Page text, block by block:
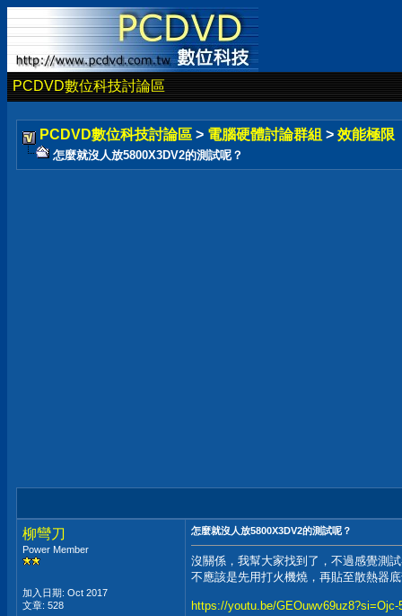
PCDVD數位科技討論區
PCDVD數位科技討論區 > 電腦硬體討論群組 > 效能極限
怎麼就沒人放5800X3DV2的測試呢？
柳彎刀
Power Member
加入日期: Oct 2017
文章: 528
怎麼就沒人放5800X3DV2的測試呢？
沒關係，我幫大家找到了，不過感覺測
不應該是先用打火機燒，再貼至散熱器
https://youtu.be/GEOuwv69uz8?si=Ojc-